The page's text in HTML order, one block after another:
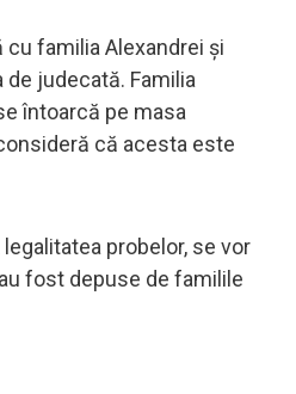
cu familia Alexandrei și
de judecată. Familia
întoarcă pe masa
că acesta este
probelor, se vor
fost depuse de familile